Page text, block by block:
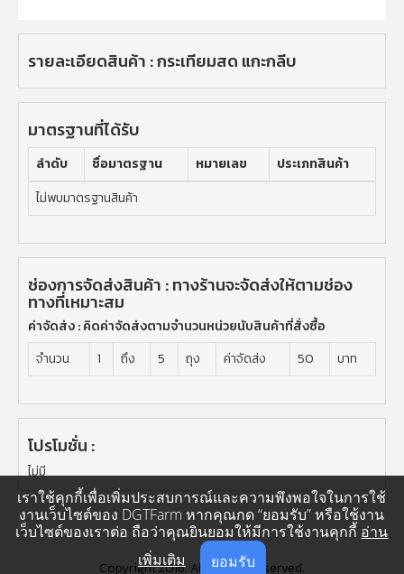
รายละเอียดสินค้า : กระเทียมสด แกะกลีบ
มาตรฐานที่ได้รับ
ลำดับ ชื่อมาตรฐาน หมายเลข
ประเภทสินค้า
ไม่พบมาตรฐานสินค้า
ช่องการจัดส่งสินค้า : ทางร้านจะจัดส่งให้ตามช่อง
ทางที่เหมาะสม
ค่าจัดส่ง :คิดค่าจัดส่งตามจำนวนหน่วยนับสินค้าที่สั่งซื้อ
จำนวน
1 ถึง 5 ถุง ค่าจัดส่ง 50 บาท
โปรโมชั่น :
ไม่มี
เราใช้คุกกี้เพื่อเพิ่มประสบการณ์และความพึงพอใจในการใช้
งานเว็บไซต์ของ DGTFarm หากคุณกด “ยอมรับ” หรือใช้งาน
เว็บไซต์ของเราต่อ ถือว่าคุณยินยอมให้มีการใช้งานคุกกี้ อ่าน
เพิ่มเติม
ยอมรับ
Copyright 2016. All Rights Reserved.